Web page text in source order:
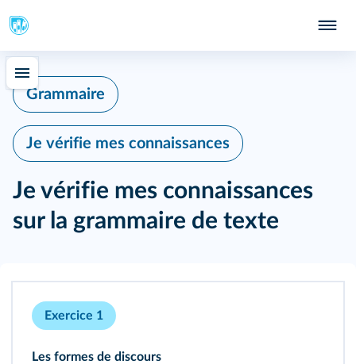
Grammaire
Je vérifie mes connaissances
Je vérifie mes connaissances
sur la grammaire de texte
Exercice 1
Les formes de discours